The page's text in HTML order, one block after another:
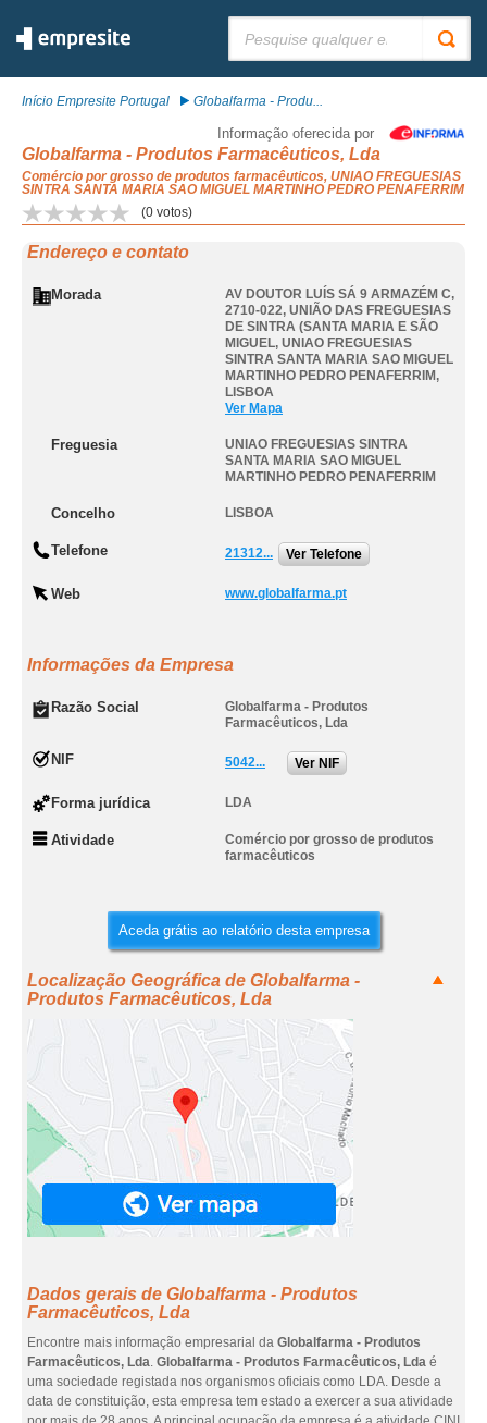
Início Empresite Portugal Globalfarma - Produ...
Informação oferecida por
Globalfarma - Produtos Farmacêuticos, Lda
Comércio por grosso de produtos farmacêuticos, UNIAO FREGUESIAS
SINTRA SANTA MARIA SAO MIGUEL MARTINHO PEDRO PENAFERRIM
(0 votos)
Endereço e contato
Morada
AV DOUTOR LUÍS SÁ 9 ARMAZÉM C,
2710-022, UNIÃO DAS FREGUESIAS
DE SINTRA (SANTA MARIA E SÃO
MIGUEL, UNIAO FREGUESIAS
SINTRA SANTA MARIA SAO MIGUEL
MARTINHO PEDRO PENAFERRIM ,
LISBOA
Ver Mapa
Freguesia
UNIAO FREGUESIAS SINTRA
SANTA MARIA SAO MIGUEL
MARTINHO PEDRO PENAFERRIM
Concelho LISBOA
Telefone 21312... Ver Telefone
Web www.globalfarma.pt
Informações da Empresa
Razão Social
Globalfarma - Produtos
Farmacêuticos, Lda
NIF 5042... Ver NIF
Forma jurídica LDA
Atividade
Comércio por grosso de produtos
farmacêuticos
Aceda grátis ao relatório desta empresa
Localização Geográfica de Globalfarma -
Produtos Farmacêuticos, Lda
Dados gerais de Globalfarma - Produtos
Farmacêuticos, Lda
Encontre mais informação empresarial da Globalfarma - Produtos
Farmacêuticos, Lda. Globalfarma - Produtos Farmacêuticos, Lda é
uma sociedade registada nos organismos oficiais como LDA. Desde a
data de constituição, esta empresa tem estado a exercer a sua atividade